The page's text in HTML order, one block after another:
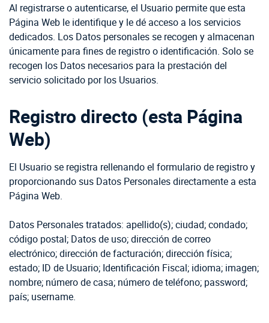
Al registrarse o autenticarse, el Usuario permite que esta
Página Web le identifique y le dé acceso a los servicios
dedicados. Los Datos personales se recogen y almacenan
únicamente para fines de registro o identificación. Solo se
recogen los Datos necesarios para la prestación del
servicio solicitado por los Usuarios.
Registro directo (esta Página
Web)
El Usuario se registra rellenando el formulario de registro y
proporcionando sus Datos Personales directamente a esta
Página Web.
Datos Personales tratados: apellido(s); ciudad; condado;
código postal; Datos de uso; dirección de correo
electrónico; dirección de facturación; dirección física;
estado; ID de Usuario; Identificación Fiscal; idioma; imagen;
nombre; número de casa; número de teléfono; password;
país; username.